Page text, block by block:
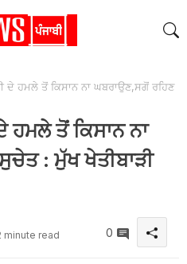
ਦੇ ਹਮਲੇ ਤੋਂ ਕਿਸਾਨ ਨਾ ਘਬਰਾਉਣ,ਸਗੋਂ ਰਹਿਣ
ਹਮਲੇ ਤੋਂ ਕਿਸਾਨ ਨਾ
: ਮੁੱਖ ਖੇਤੀਬਾੜੀ
minute read 0